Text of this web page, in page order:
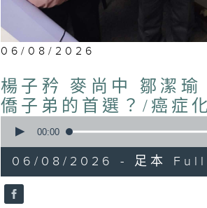
06/08/2026
楊子矜 麥尚中 鄒潔
僑子弟的首選？/癌症
seconds
hour,
50
minutes,
00:00
06/08/2026 - 足本